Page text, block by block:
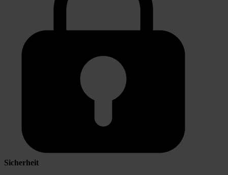
Sicherheit